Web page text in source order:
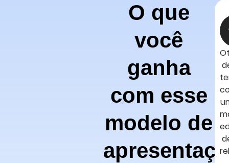
O que
você
ganha
com esse
modelo de